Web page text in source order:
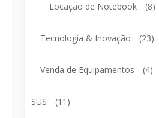
Locação de Notebook (8)
Tecnologia & Inovação (23)
Venda de Equipamentos (4)
SUS (11)